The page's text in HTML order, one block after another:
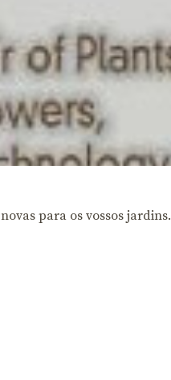
para os vossos jardins.